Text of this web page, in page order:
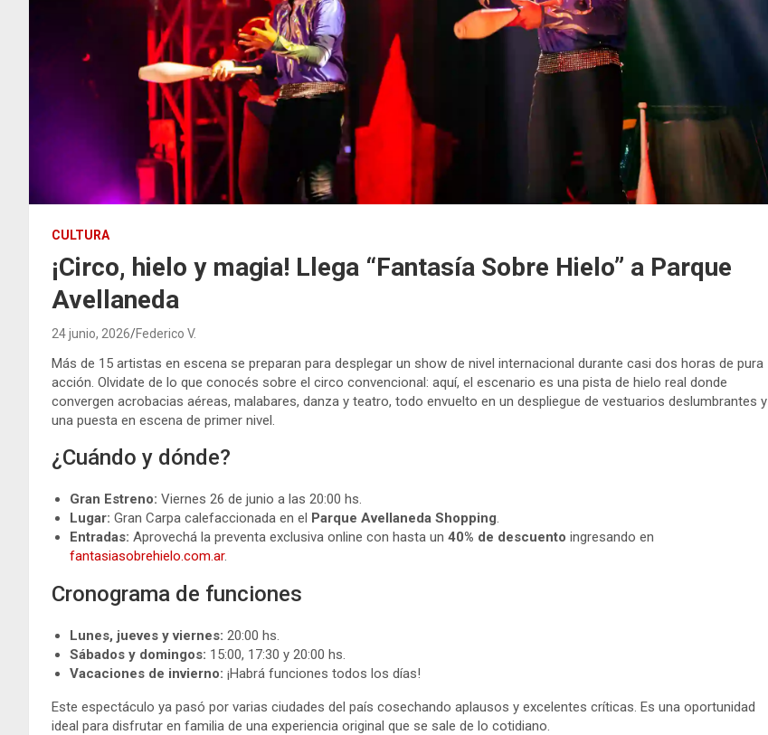
CULTURA
¡Circo, hielo y magia! Llega “Fantasía Sobre Hielo” a Parque
Avellaneda
24 junio, 2026 Federico V.
Más de 15 artistas en escena se preparan para desplegar un show de nivel internacional durante casi dos horas de pura
acción. Olvidate de lo que conocés sobre el circo convencional: aquí, el escenario es una pista de hielo real donde
convergen acrobacias aéreas, malabares, danza y teatro, todo envuelto en un despliegue de vestuarios deslumbrantes y
una puesta en escena de primer nivel.
¿Cuándo y dónde?
Gran Estreno: Viernes 26 de junio a las 20:00 hs.
Lugar: Gran Carpa calefaccionada en el Parque Avellaneda Shopping.
Entradas: Aprovechá la preventa exclusiva online con hasta un 40% de descuento ingresando en
fantasiasobrehielo.com.ar.
Cronograma de funciones
Lunes, jueves y viernes: 20:00 hs.
Sábados y domingos: 15:00, 17:30 y 20:00 hs.
Vacaciones de invierno: ¡Habrá funciones todos los días!
Este espectáculo ya pasó por varias ciudades del país cosechando aplausos y excelentes críticas. Es una oportunidad
ideal para disfrutar en familia de una experiencia original que se sale de lo cotidiano.